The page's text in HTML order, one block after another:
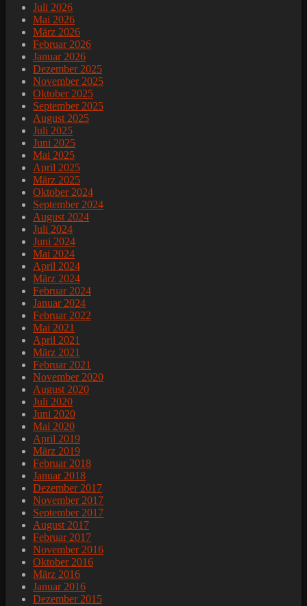
Juli 2026
Mai 2026
März 2026
Februar 2026
Januar 2026
Dezember 2025
November 2025
Oktober 2025
September 2025
August 2025
Juli 2025
Juni 2025
Mai 2025
April 2025
März 2025
Oktober 2024
September 2024
August 2024
Juli 2024
Juni 2024
Mai 2024
April 2024
März 2024
Februar 2024
Januar 2024
Februar 2022
Mai 2021
April 2021
März 2021
Februar 2021
November 2020
August 2020
Juli 2020
Juni 2020
Mai 2020
April 2019
März 2019
Februar 2018
Januar 2018
Dezember 2017
November 2017
September 2017
August 2017
Februar 2017
November 2016
Oktober 2016
März 2016
Januar 2016
Dezember 2015